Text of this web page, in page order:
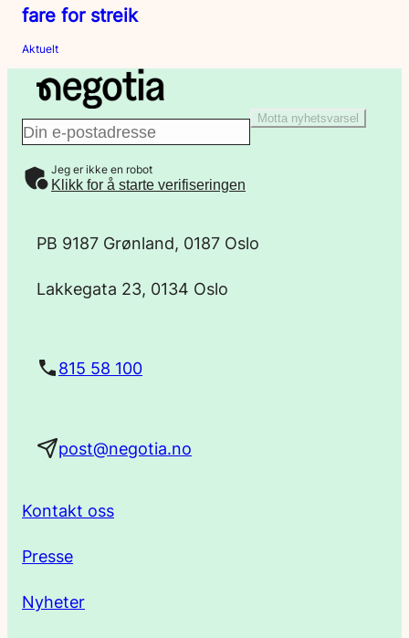
fare for streik
Aktuelt
E
-
Motta nyhetsvarsel
Jeg er ikke en robot
Klikk for å starte verifiseringen
PB 9187 Grønland, 0187 Oslo
Lakkegata 23, 0134 Oslo
815 58 100
post@negotia.no
Kontakt oss
Presse
Nyheter